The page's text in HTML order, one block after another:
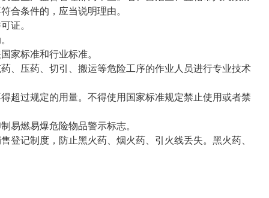
合条件的，应当说明理由。
证。
家标准和行业标准。
、压药、切引、搬运等危险工序的作业人员进行专业技术
过规定的用量。不得使用国家标准规定禁止使用或者禁
易燃易爆危险物品警示标志。
记制度，防止黑火药、烟火药、引火线丢失。黑火药、